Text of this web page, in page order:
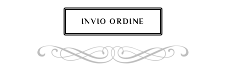
INVIO ORDINE